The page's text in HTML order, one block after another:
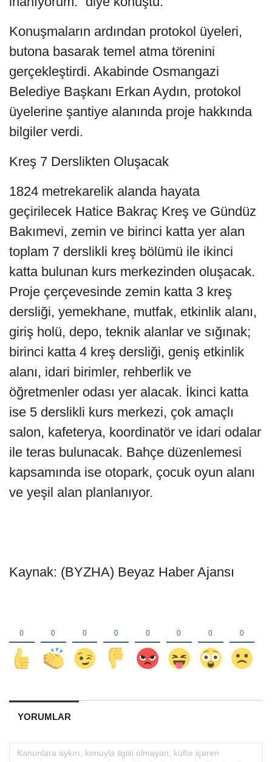
Konuşmaların ardından protokol üyeleri,
butona basarak temel atma törenini
gerçekleştirdi. Akabinde Osmangazi
Belediye Başkanı Erkan Aydın, protokol
üyelerine şantiye alanında proje hakkında
bilgiler verdi.
Kreş 7 Derslikten Oluşacak
1824 metrekarelik alanda hayata
geçirilecek Hatice Bakraç Kreş ve Gündüz
Bakımevi, zemin ve birinci katta yer alan
toplam 7 derslikli kreş bölümü ile ikinci
katta bulunan kurs merkezinden oluşacak.
Proje çerçevesinde zemin katta 3 kreş
dersliği, yemekhane, mutfak, etkinlik alanı,
giriş holü, depo, teknik alanlar ve sığınak;
birinci katta 4 kreş dersliği, geniş etkinlik
alanı, idari birimler, rehberlik ve
öğretmenler odası yer alacak. İkinci katta
ise 5 derslikli kurs merkezi, çok amaçlı
salon, kafeterya, koordinatör ve idari odalar
ile teras bulunacak. Bahçe düzenlemesi
kapsamında ise otopark, çocuk oyun alanı
ve yeşil alan planlanıyor.
Kaynak: (BYZHA) Beyaz Haber Ajansı
YORUMLAR